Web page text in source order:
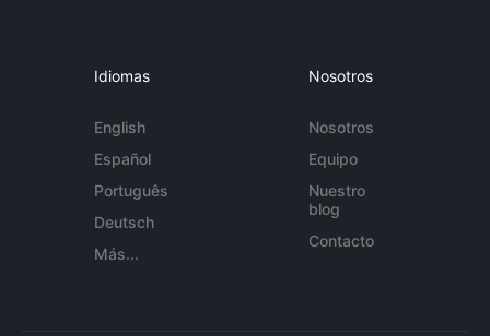
Idiomas
English
Español
Português
Deutsch
Más...
Nosotros
Nosotros
Equipo
Nuestro
blog
Contacto